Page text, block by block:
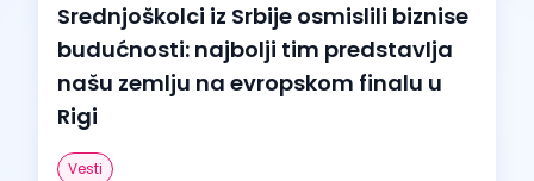
Srednjoškolci iz Srbije osmislili biznise
budućnosti: najbolji tim predstavlja
našu zemlju na evropskom finalu u
Rigi
Vesti